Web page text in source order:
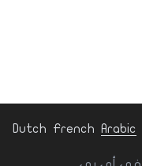
Arabic
French
Dutch